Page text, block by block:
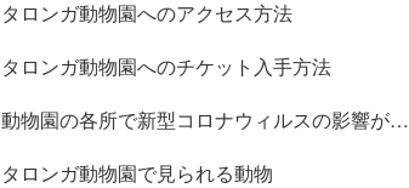
タロンガ動物園へのアクセス方法
タロンガ動物園へのチケット入手方法
動物園の各所で新型コロナウィルスの影響が…
タロンガ動物園で見られる動物